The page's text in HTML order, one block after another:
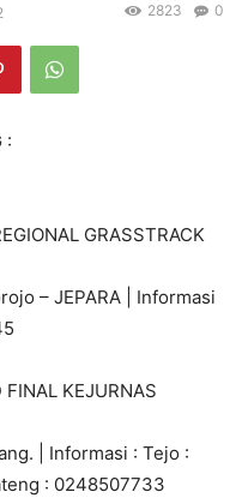
0
2823
:
GRASSTRACK
– JEPARA | Informasi
KEJURNAS
| Informasi : Tejo :
: 0248507733